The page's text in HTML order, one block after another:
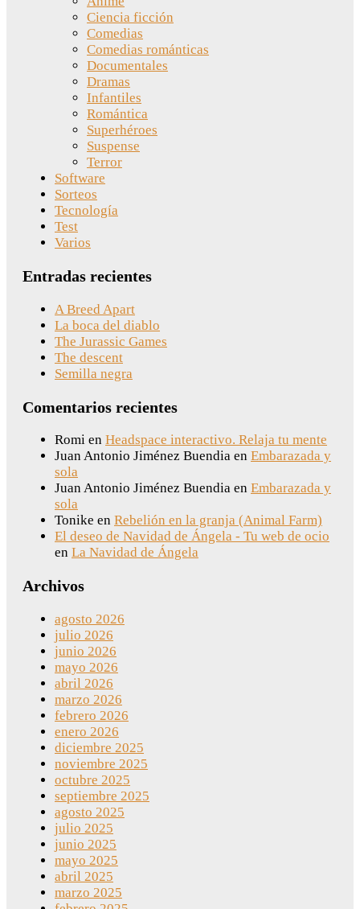
Ciencia ficción
Comedias
Comedias románticas
Documentales
Dramas
Infantiles
Romántica
Superhéroes
Suspense
Terror
Software
Sorteos
Tecnología
Test
Varios
Entradas recientes
A Breed Apart
La boca del diablo
The Jurassic Games
The descent
Semilla negra
Comentarios recientes
Romi en Headspace interactivo. Relaja tu mente
Juan Antonio Jiménez Buendia en Embarazada y
sola
Juan Antonio Jiménez Buendia en Embarazada y
sola
Tonike en Rebelión en la granja (Animal Farm)
El deseo de Navidad de Ángela - Tu web de ocio
en La Navidad de Ángela
Archivos
agosto 2026
julio 2026
junio 2026
mayo 2026
abril 2026
marzo 2026
febrero 2026
enero 2026
diciembre 2025
noviembre 2025
octubre 2025
septiembre 2025
agosto 2025
julio 2025
junio 2025
mayo 2025
abril 2025
marzo 2025